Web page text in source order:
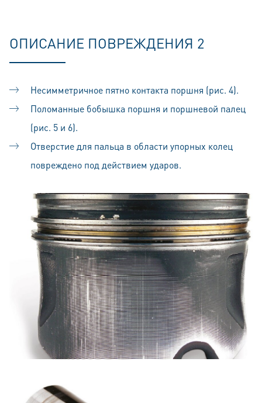
ОПИСАНИЕ ПОВРЕЖДЕНИЯ 2
Несимметричное пятно контакта поршня (рис. 4).
Поломанные бобышка поршня и поршневой палец
(рис. 5 и 6).
Отверстие для пальца в области упорных колец
повреждено под действием ударов.